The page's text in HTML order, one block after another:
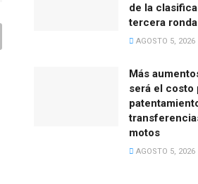
de la
tercera ronda
AGOSTO 5, 2026
Más
será el costo
motos
AGOSTO 5, 2026